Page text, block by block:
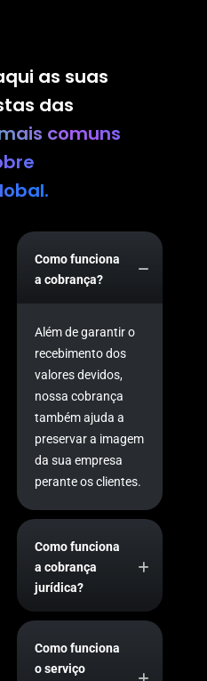
as suas
das
comuns
Como funciona
a cobrança?
Além de garantir o
recebimento dos
valores devidos,
nossa cobrança
também ajuda a
preservar a imagem
da sua empresa
perante os clientes.
Como funciona
a cobrança
jurídica?
Como funciona
o serviço